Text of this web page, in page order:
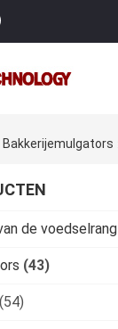
Bakkerijemulgators
de voedselrang
(43)
(54)